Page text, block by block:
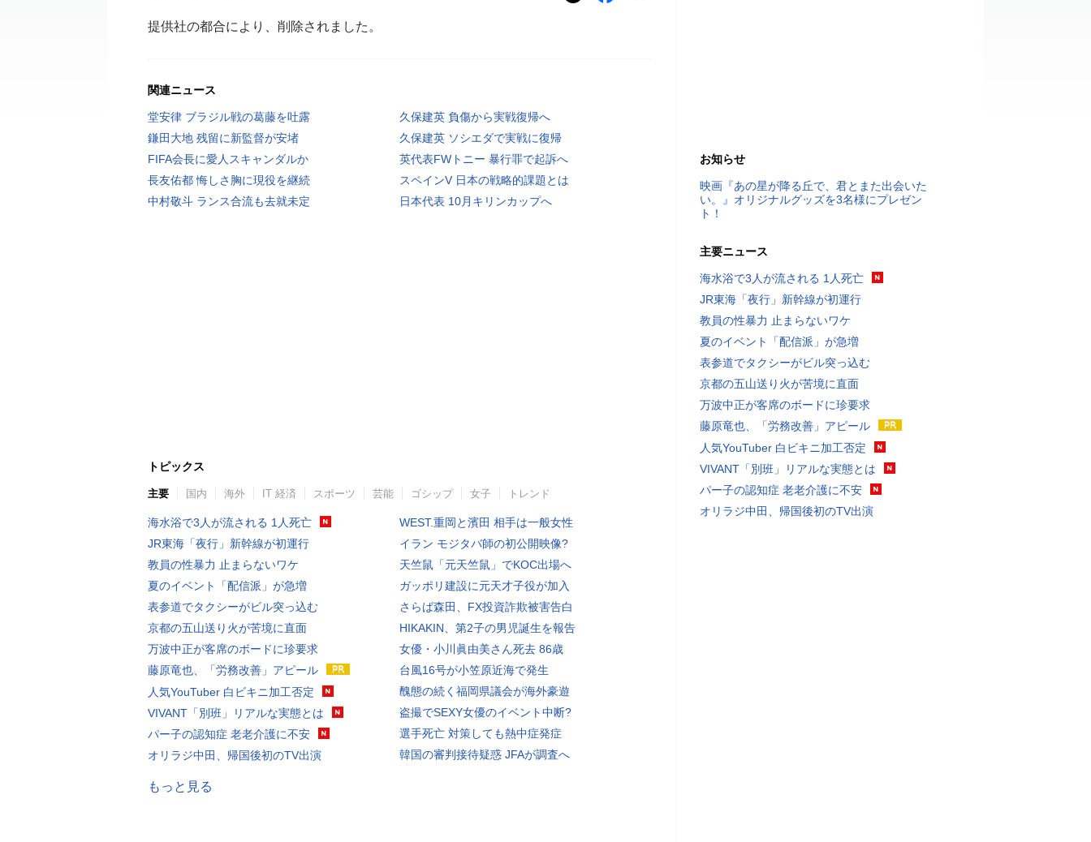
提供社の都合により、削除されました。
関連ニュース
堂安律 ブラジル戦の葛藤を吐露
久保建英 負傷から実戦復帰へ
鎌田大地 残留に新監督が安堵
久保建英 ソシエダで実戦に復帰
FIFA会長に愛人スキャンダルか
英代表FWトニー 暴行罪で起訴へ
長友佑都 悔しさ胸に現役を継続
スペインV 日本の戦略的課題とは
中村敬斗 ランス合流も去就未定
日本代表 10月キリンカップへ
トピックス
主要 国内 海外 IT 経済 スポーツ 芸能 ゴシップ 女子 トレンド
海水浴で3人が流される 1人死亡
JR東海「夜行」新幹線が初運行
教員の性暴力 止まらないワケ
夏のイベント「配信派」が急増
表参道でタクシーがビル突っ込む
京都の五山送り火が苦境に直面
万波中正が客席のボードに珍要求
藤原竜也、「労務改善」アピール
人気YouTuber 白ビキニ加工否定
VIVANT「別班」リアルな実態とは
パー子の認知症 老老介護に不安
オリラジ中田、帰国後初のTV出演
WEST.重岡と濱田 相手は一般女性
イラン モジタバ師の初公開映像?
天竺鼠「元天竺鼠」でKOC出場へ
ガッポリ建設に元天才子役が加入
さらば森田、FX投資詐欺被害告白
HIKAKIN、第2子の男児誕生を報告
女優・小川眞由美さん死去 86歳
台風16号が小笠原近海で発生
醜態の続く福岡県議会が海外豪遊
盗撮でSEXY女優のイベント中断?
選手死亡 対策しても熱中症発症
韓国の審判接待疑惑 JFAが調査へ
もっと見る
お知らせ
映画『あの星が降る丘で、君とまた出会いた
い。』オリジナルグッズを3名様にプレゼン
ト！
主要ニュース
海水浴で3人が流される 1人死亡
JR東海「夜行」新幹線が初運行
教員の性暴力 止まらないワケ
夏のイベント「配信派」が急増
表参道でタクシーがビル突っ込む
京都の五山送り火が苦境に直面
万波中正が客席のボードに珍要求
藤原竜也、「労務改善」アピール
人気YouTuber 白ビキニ加工否定
VIVANT「別班」リアルな実態とは
パー子の認知症 老老介護に不安
オリラジ中田、帰国後初のTV出演